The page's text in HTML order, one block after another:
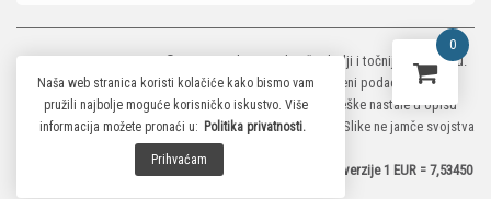
MP-ELEKTRONIKA SHOP© 2026. Trudimo se dati što bolji i točniji opis i sliku.
Unatoč tome, ne možemo garantirati da su svi navedeni podaci i slike u
potpunosti točni. Ne odgovaramo za eventualne pogreške nastale u opisu
proizvoda, greške prilikom štampanja te promjene cijena. Slike ne jamče svojstva
proizvoda.
*Za preračunavanje je primjenjen službeni fiksni tečaj konverzije 1 EUR = 7,53450
0
Naša web stranica koristi kolačiće kako bismo vam
pružili najbolje moguće korisničko iskustvo. Više
informacija možete pronaći u: Politika privatnosti.
Prihvaćam